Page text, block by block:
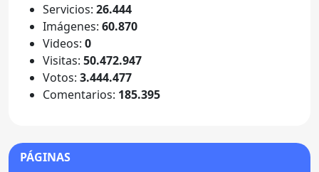
Servicios: 26.444
Imágenes: 60.870
Videos: 0
Visitas: 50.472.947
Votos: 3.444.477
Comentarios: 185.395
PÁGINAS